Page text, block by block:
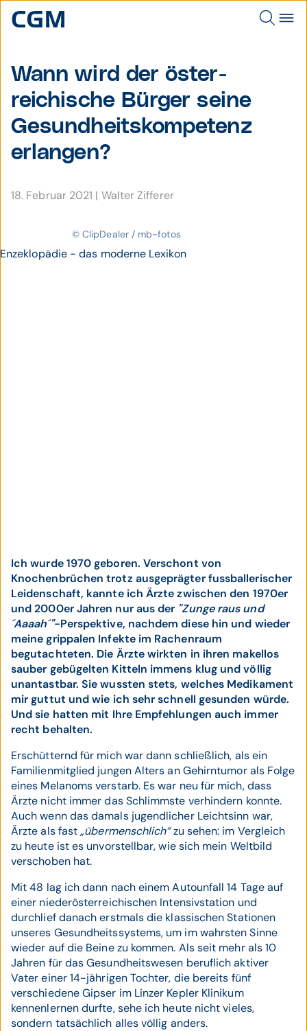
Wann wird der öster­
reichische Bürger seine
Gesund­heits­kompetenz
erlangen?
18. Februar 2021 | Walter Zifferer
© ClipDealer / mb-fotos
Enzeklopädie - das moderne Lexikon
Ich wurde 1970 geboren. Verschont von
Knochenbrüchen trotz ausgeprägter fussballerischer
Leidenschaft, kannte ich Ärzte zwischen den 1970er
und 2000er Jahren nur aus der "Zunge raus und
´Aaaah´"-Perspektive, nachdem diese hin und wieder
meine grippalen Infekte im Rachenraum
begutachteten. Die Ärzte wirkten in ihren makellos
sauber gebügelten Kitteln immens klug und völlig
unantastbar. Sie wussten stets, welches Medikament
mir guttut und wie ich sehr schnell gesunden würde.
Und sie hatten mit Ihre Empfehlungen auch immer
recht behalten.
Erschütternd für mich war dann schließlich, als ein
Familienmitglied jungen Alters an Gehirntumor als Folge
eines Melanoms verstarb. Es war neu für mich, dass
Ärzte nicht immer das Schlimmste verhindern konnte.
Auch wenn das damals jugendlicher Leichtsinn war,
Ärzte als fast„übermenschlich“zu sehen: im Vergleich
zu heute ist es unvorstellbar, wie sich mein Weltbild
verschoben hat.
Mit 48 lag ich dann nach einem Autounfall 14 Tage auf
einer niederösterreichischen Intensivstation und
durchlief danach erstmals die klassischen Stationen
unseres Gesundheitssystems, um im wahrsten Sinne
wieder auf die Beine zu kommen. Als seit mehr als 10
Jahren für das Gesundheitswesen beruflich aktiver
Vater einer 14-jährigen Tochter, die bereits fünf
verschiedene Gipser im Linzer Kepler Klinikum
kennenlernen durfte, sehe ich heute nicht vieles,
sondern tatsächlich alles völlig anders.